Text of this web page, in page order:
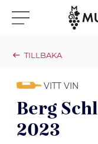
Klicka för meny
TILLBAKA
VITT VIN
Berg
2023